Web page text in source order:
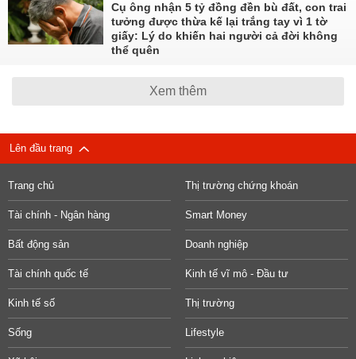
Cụ ông nhận 5 tỷ đồng đền bù đất, con trai
tưởng được thừa kế lại trắng tay vì 1 tờ
giấy: Lý do khiến hai người cả đời không
thể quên
Xem thêm
Lên đầu trang
Trang chủ Thị trường chứng khoán
Tài chính - Ngân hàng Smart Money
Bất động sản Doanh nghiệp
Tài chính quốc tế Kinh tế vĩ mô - Đầu tư
Kinh tế số Thị trường
Sống Lifestyle